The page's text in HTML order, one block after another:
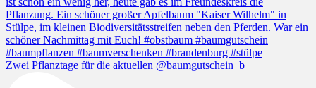
Zwei Pflanztage für die aktuellen @baumgutschein_b